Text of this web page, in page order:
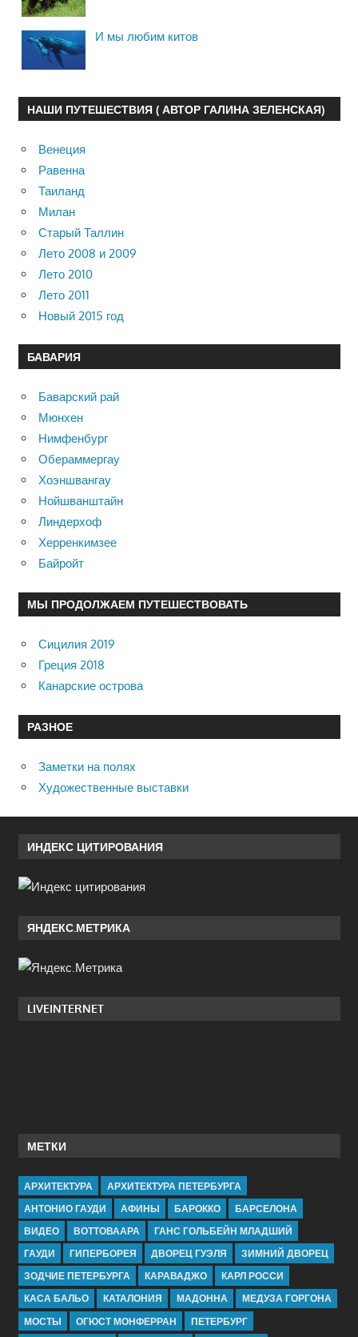
И мы любим китов
НАШИ ПУТЕШЕСТВИЯ ( АВТОР ГАЛИНА ЗЕЛЕНСКАЯ)
Венеция
Равенна
Таиланд
Милан
Старый Таллин
Лето 2008 и 2009
Лето 2010
Лето 2011
Новый 2015 год
БАВАРИЯ
Баварский рай
Мюнхен
Нимфенбург
Обераммергау
Хоэншвангау
Нойшванштайн
Линдерхоф
Херренкимзее
Байройт
МЫ ПРОДОЛЖАЕМ ПУТЕШЕСТВОВАТЬ
Сицилия 2019
Греция 2018
Канарские острова
РАЗНОЕ
Заметки на полях
Художественные выставки
ИНДЕКС ЦИТИРОВАНИЯ
ЯНДЕКС.МЕТРИКА
LIVEINTERNET
МЕТКИ
АРХИТЕКТУРА
АРХИТЕКТУРА ПЕТЕРБУРГА
АНТОНИО ГАУДИ
АФИНЫ БАРОККО
БАРСЕЛОНА
ВИДЕО
ВОТТОВААРА
ГАНС ГОЛЬБЕЙН МЛАДШИЙ
ГАУДИ
ГИПЕРБОРЕЯ ДВОРЕЦ ГУЭЛЯ
ЗИМНИЙ ДВОРЕЦ
ЗОДЧИЕ ПЕТЕРБУРГА
КАРАВАДЖО
КАРЛ РОССИ
КАСА БАЛЬО
КАТАЛОНИЯ МАДОННА
МЕДУЗА ГОРГОНА
МОСТЫ
ОГЮСТ МОНФЕРРАН ПЕТЕРБУРГ